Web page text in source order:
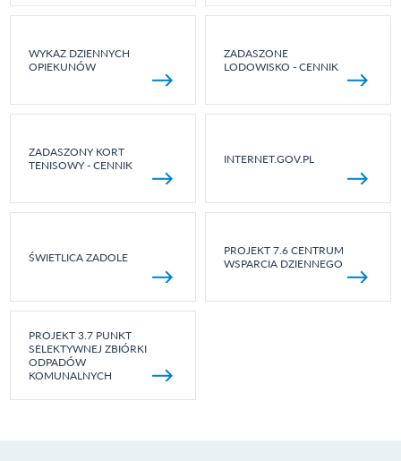
WYKAZ DZIENNYCH
OPIEKUNÓW
ZADASZONE
LODOWISKO - CENNIK
ZADASZONY KORT
TENISOWY - CENNIK
INTERNET.GOV.PL
ŚWIETLICA ZADOLE
PROJEKT 7.6 CENTRUM
WSPARCIA DZIENNEGO
PROJEKT 3.7 PUNKT
SELEKTYWNEJ ZBIÓRKI
ODPADÓW
KOMUNALNYCH